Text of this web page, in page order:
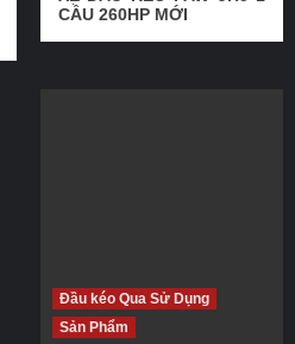
CẦU 260HP MỚI
Đầu kéo Qua Sử Dụng
Sản Phẩm